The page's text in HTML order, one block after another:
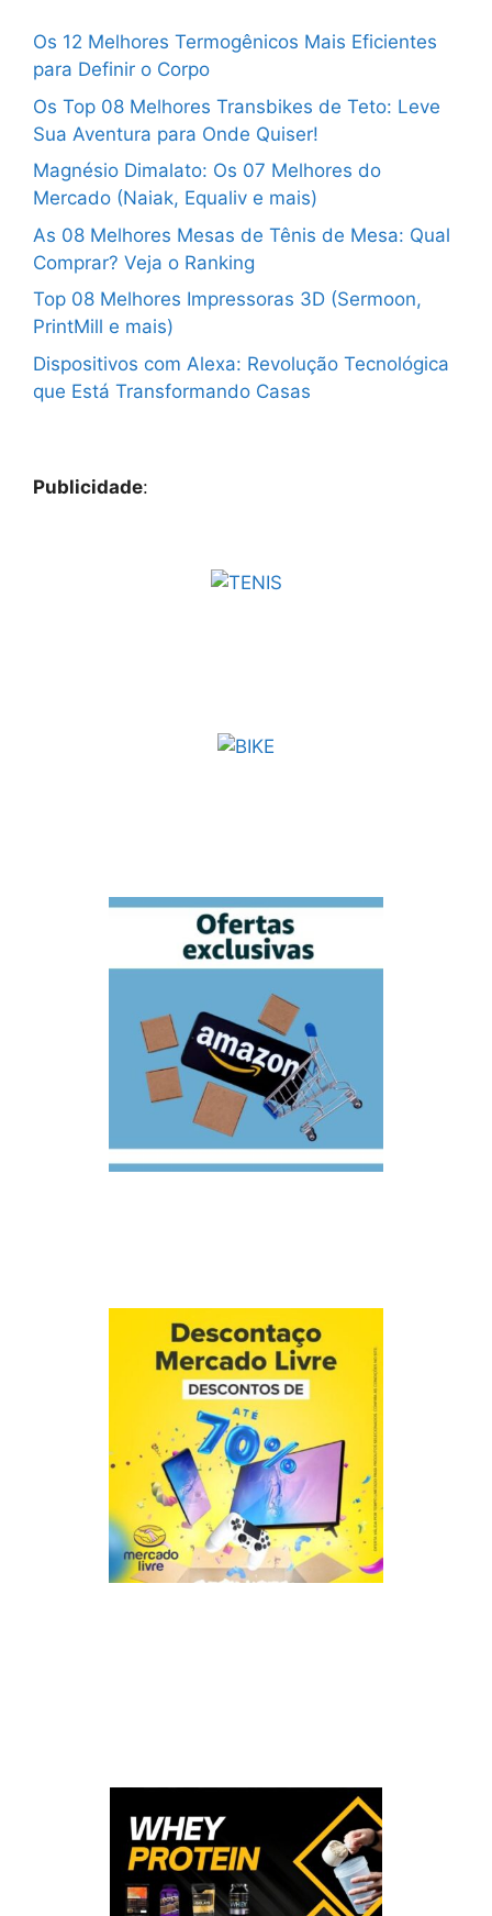
Os 12 Melhores Termogênicos Mais Eficientes
para Definir o Corpo
Os Top 08 Melhores Transbikes de Teto: Leve
Sua Aventura para Onde Quiser!
Magnésio Dimalato: Os 07 Melhores do
Mercado (Naiak, Equaliv e mais)
As 08 Melhores Mesas de Tênis de Mesa: Qual
Comprar? Veja o Ranking
Top 08 Melhores Impressoras 3D (Sermoon,
PrintMill e mais)
Dispositivos com Alexa: Revolução Tecnológica
que Está Transformando Casas
Publicidade: